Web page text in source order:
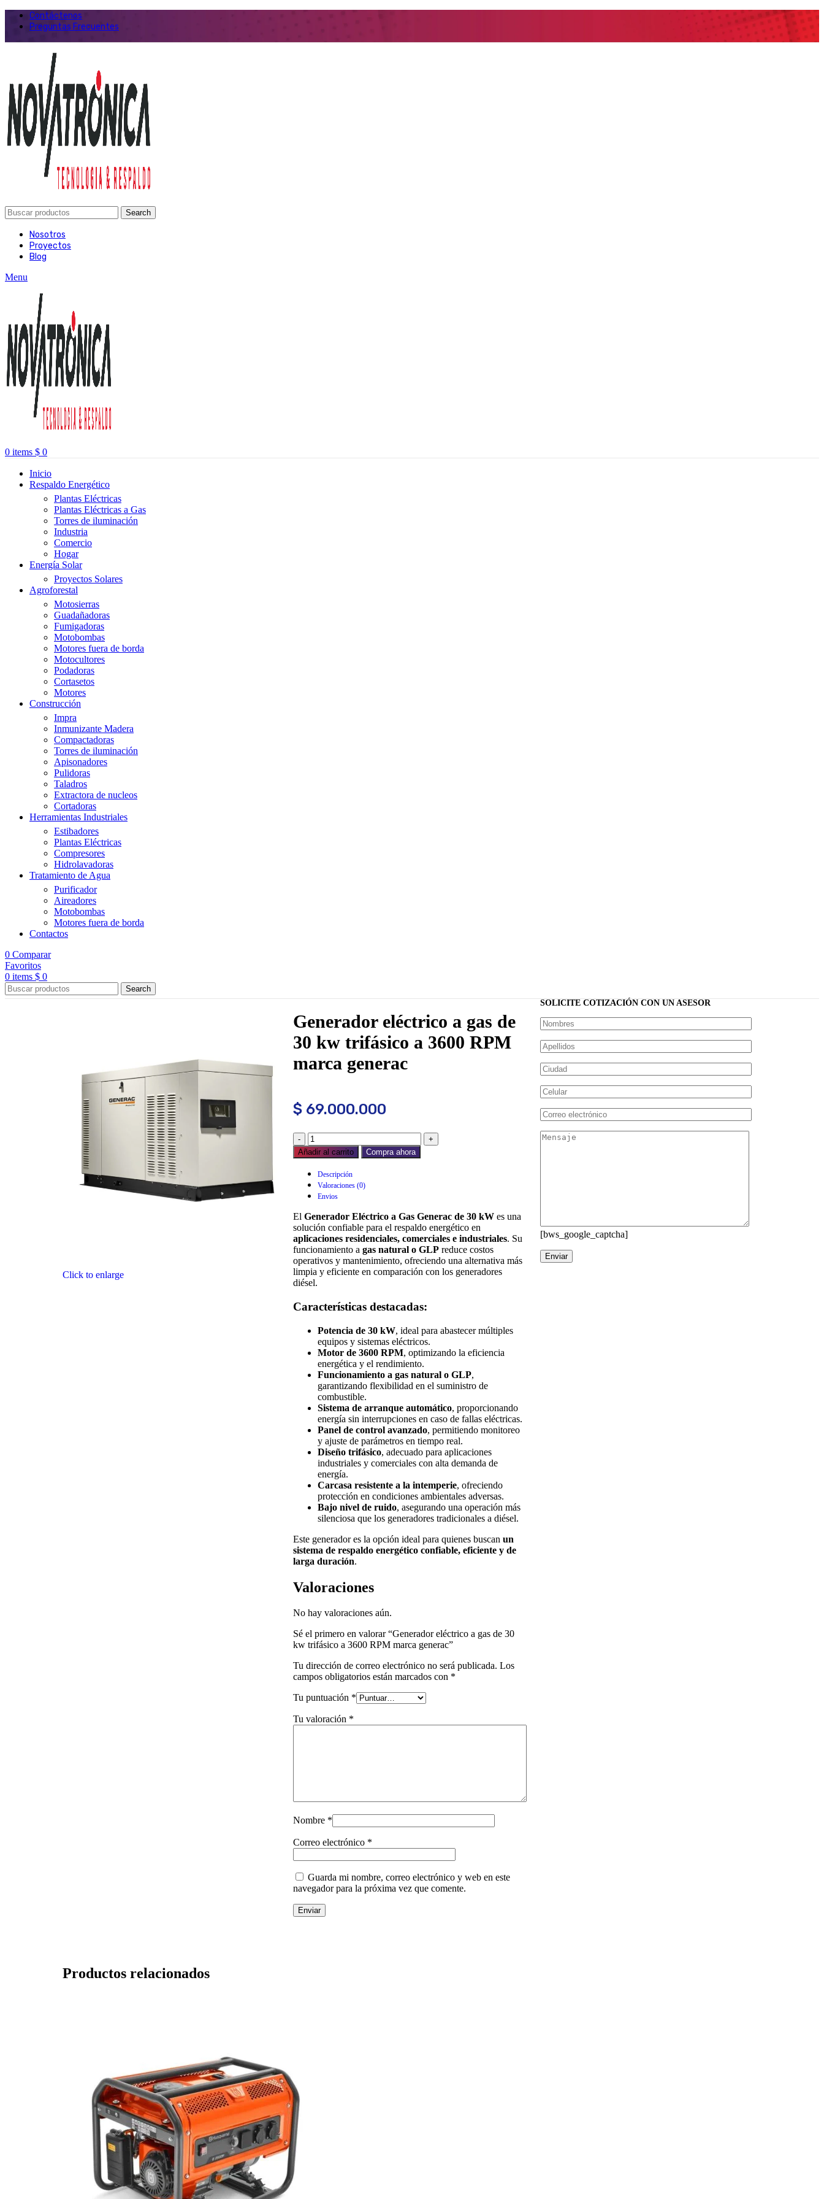
Contáctenos
Preguntas Frecuentes
Search
Nosotros
Proyectos
Blog
Menu
0 items $ 0
Inicio
Respaldo Energético
Plantas Eléctricas
Plantas Eléctricas a Gas
Torres de iluminación
Industria
Comercio
Hogar
Energía Solar
Proyectos Solares
Agroforestal
Motosierras
Guadañadoras
Fumigadoras
Motobombas
Motores fuera de borda
Motocultores
Podadoras
Cortasetos
Motores
Construcción
Impra
Inmunizante Madera
Compactadoras
Torres de iluminación
Apisonadores
Pulidoras
Taladros
Extractora de nucleos
Cortadoras
Herramientas Industriales
Estibadores
Plantas Eléctricas
Compresores
Hidrolavadoras
Tratamiento de Agua
Purificador
Aireadores
Motobombas
Motores fuera de borda
Contactos
0 Comparar
Favoritos
0 items $ 0
Search
Click to enlarge
Generador eléctrico a gas de
30 kw trifásico a 3600 RPM
marca generac
$ 69.000.000
Añadir al carrito Compra ahora
Descripción
Valoraciones (0)
Envios
ElGenerador Eléctrico a Gas Generac de 30 kW es una
solución confiable para el respaldo energético en
aplicaciones residenciales, comerciales e industriales. Su
funcionamiento agas natural o GLP reduce costos
operativos y mantenimiento, ofreciendo una alternativa más
limpia y eficiente en comparación con los generadores
diésel.
Características destacadas:
Potencia de 30 kW, ideal para abastecer múltiples
equipos y sistemas eléctricos.
Motor de 3600 RPM, optimizando la eficiencia
energética y el rendimiento.
Funcionamiento a gas natural o GLP,
garantizando flexibilidad en el suministro de
combustible.
Sistema de arranque automático, proporcionando
energía sin interrupciones en caso de fallas eléctricas.
Panel de control avanzado, permitiendo monitoreo
y ajuste de parámetros en tiempo real.
Diseño trifásico, adecuado para aplicaciones
industriales y comerciales con alta demanda de
energía.
Carcasa resistente a la intemperie, ofreciendo
protección en condiciones ambientales adversas.
Bajo nivel de ruido, asegurando una operación más
silenciosa que los generadores tradicionales a diésel.
Este generador es la opción ideal para quienes buscanun
sistema de respaldo energético confiable, eficiente y de
larga duración.
Valoraciones
No hay valoraciones aún.
Sé el primero en valorar “Generador eléctrico a gas de 30
kw trifásico a 3600 RPM marca generac”
Tu dirección de correo electrónico no será publicada. Los
campos obligatorios están marcados con *
Tu puntuación *
Tu valoración *
Nombre *
Correo electrónico *
Guarda mi nombre, correo electrónico y web en este
navegador para la próxima vez que comente.
SOLICITE COTIZACIÓN CON UN ASESOR
[bws_google_captcha]
Productos relacionados